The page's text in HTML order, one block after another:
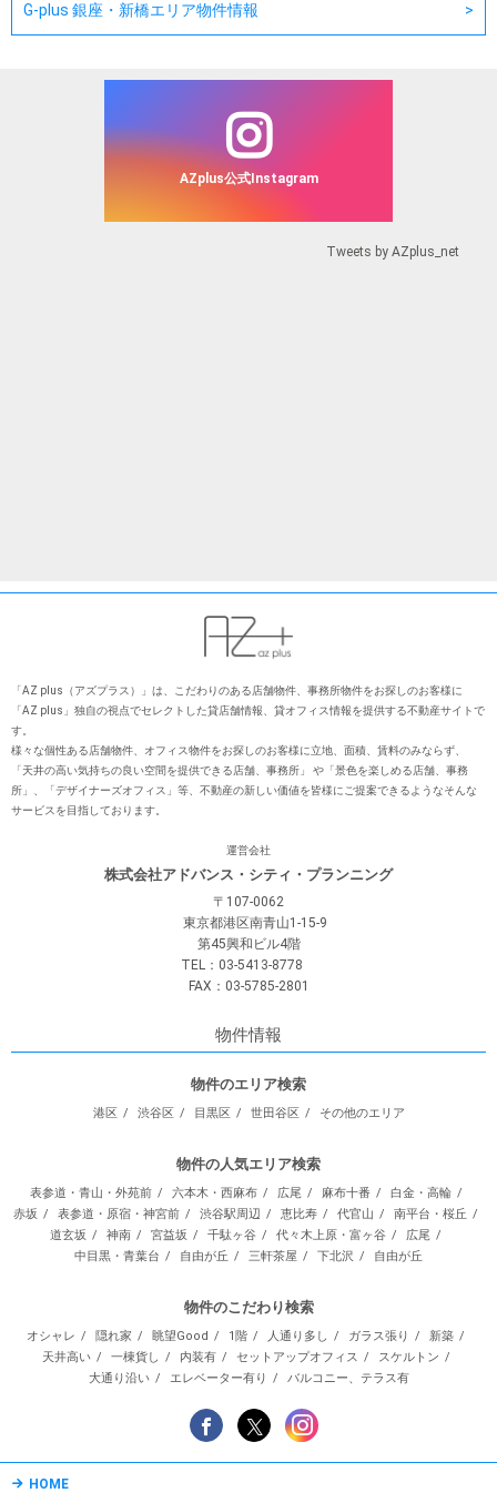
G-plus 銀座・新橋エリア物件情報
AZplus公式Instagram
Tweets by AZplus_net
「AZ plus（アズプラス）」は、こだわりのある店舗物件、事務所物件をお探しのお客様に
「AZ plus」独⾃の視点でセレクトした貸店舗情報、貸オフィス情報を提供する不動産サイトで
す。
様々な個性ある店舗物件、オフィス物件をお探しのお客様に⽴地、⾯積、賃料のみならず、
「天井の⾼い気持ちの良い空間を提供できる店舗、事務所」 や「景⾊を楽しめる店舗、事務
所」、「デザイナーズオフィス」等、不動産の新しい価値を皆様にご提案できるようなそんな
サービスを⽬指しております。
運営会社
株式会社アドバンス・シティ・プランニング
〒107-0062
東京都港区南青山1-15-9
第45興和ビル4階
TEL：03-5413-8778
FAX：03-5785-2801
物件情報
物件のエリア検索
港区 渋谷区 目黒区 世田谷区 その他のエリア
物件の人気エリア検索
表参道・青山・外苑前 六本木・西麻布 広尾 麻布十番
白金・高輪
赤坂
表参道・原宿・神宮前 渋谷駅周辺 恵比寿 代官山
南平台・桜丘
道玄坂
神南 宮益坂 千駄ヶ谷 代々木上原・富ヶ谷
広尾
中目黒・青葉台
自由が丘 三軒茶屋 下北沢 自由が丘
物件のこだわり検索
オシャレ 隠れ家 眺望Good 1階 人通り多し ガラス張り
新築
天井高い
一棟貨し 内装有 セットアップオフィス
スケルトン
大通り沿い
エレベーター有り バルコニー、テラス有
HOME